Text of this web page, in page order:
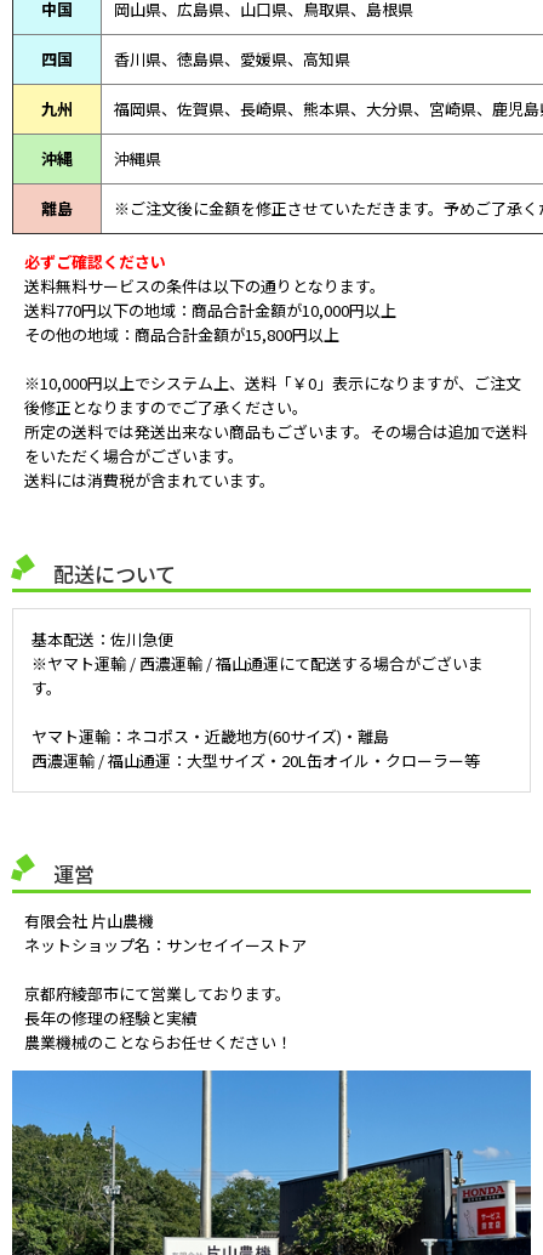
中国 岡山県、広島県、山口県、鳥取県、島根県
四国 香川県、徳島県、愛媛県、高知県
九州 福岡県、佐賀県、長崎県、熊本県、大分県、宮崎県、鹿児
沖縄 沖縄県
離島 ※ご注文後に金額を修正させていただきます。予めご了承く
必ずご確認ください
送料無料サービスの条件は以下の通りとなります。
送料770円以下の地域：商品合計金額が10,000円以上
その他の地域：商品合計金額が15,800円以上
※10,000円以上でシステム上、送料「￥0」表示になりますが、ご注文
後修正となりますのでご了承ください。
所定の送料では発送出来ない商品もございます。その場合は追加で送料
をいただく場合がございます。
送料には消費税が含まれています。
配送について
基本配送：佐川急便
※ヤマト運輸 / 西濃運輸 / 福山通運にて配送する場合がございま
す。
ヤマト運輸：ネコポス・近畿地方(60サイズ)・離島
西濃運輸 / 福山通運：大型サイズ・20L缶オイル・クローラー等
運営
有限会社 片山農機
ネットショップ名：サンセイイーストア
京都府綾部市にて営業しております。
長年の修理の経験と実績
農業機械のことならお任せください！